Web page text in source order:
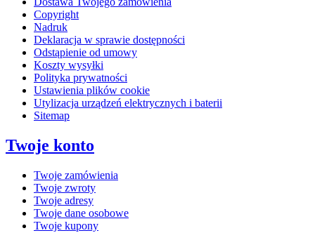
Copyright
Nadruk
Deklaracja w sprawie dostępności
Odstąpienie od umowy
Koszty wysyłki
Polityka prywatności
Ustawienia plików cookie
Utylizacja urządzeń elektrycznych i baterii
Sitemap
Twoje konto
Twoje zamówienia
Twoje zwroty
Twoje adresy
Twoje dane osobowe
Twoje kupony